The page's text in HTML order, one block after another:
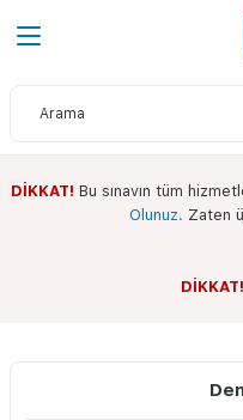
DİKKAT! Bu sınavın tüm
Olunuz. Zaten
DİKKAT!
Sınav Ekranı
Whatsapp Kanalımız